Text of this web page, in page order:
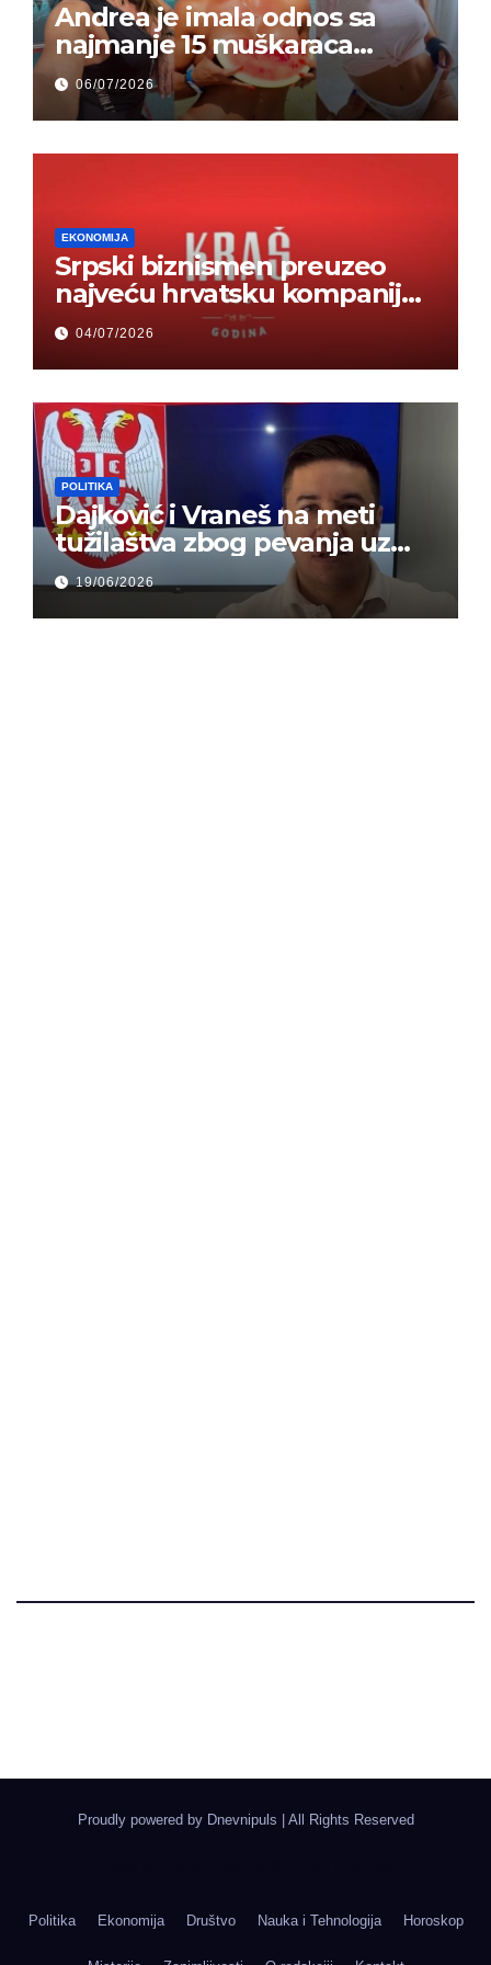
Andrea je imala odnos sa
najmanje 15 muškaraca
odjednom – „Doktor mi je
rekao…“ (FOTO)
06/07/2026
EKONOMIJA
Srpski biznismen preuzeo
najveću hrvatsku kompaniju i
ponos zemlje – Hrvati ne
mogu da veruju
04/07/2026
POLITIKA
Dajković i Vraneš na meti
tužilaštva zbog pevanja uz
gusle
19/06/2026
Proudly powered by Dnevnipuls All Rights Reserved
Politika Ekonomija Društvo Nauka i Tehnologija Horoskop